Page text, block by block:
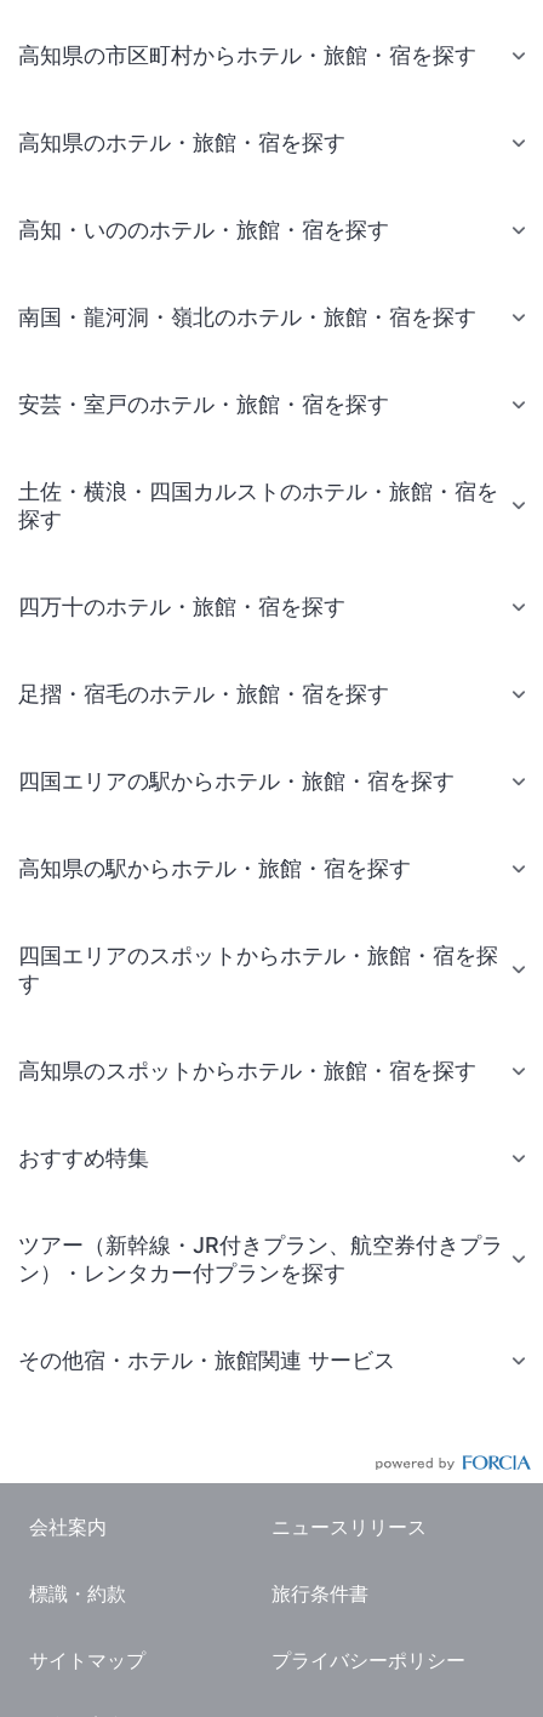
高知県の市区町村からホテル・旅館・宿を探す
高知県のホテル・旅館・宿を探す
高知・いののホテル・旅館・宿を探す
南国・龍河洞・嶺北のホテル・旅館・宿を探す
安芸・室戸のホテル・旅館・宿を探す
土佐・横浪・四国カルストのホテル・旅館・宿を
探す
四万十のホテル・旅館・宿を探す
足摺・宿毛のホテル・旅館・宿を探す
四国エリアの駅からホテル・旅館・宿を探す
高知県の駅からホテル・旅館・宿を探す
四国エリアのスポットからホテル・旅館・宿を探
す
高知県のスポットからホテル・旅館・宿を探す
おすすめ特集
ツアー（新幹線・JR付きプラン、航空券付きプラ
ン）・レンタカー付プランを探す
その他宿・ホテル・旅館関連 サービス
国内観光ガイド
旅行・観光情報
会社案内 ニュースリリース
標識・約款 旅行条件書
サイトマップ プライバシーポリシー